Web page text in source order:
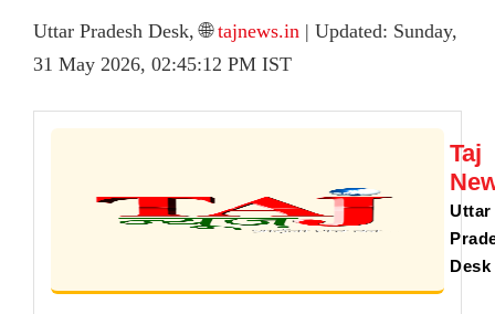
Uttar Pradesh Desk, 🌐tajnews.in | Updated: Sunday,
31 May 2026, 02:45:12 PM IST
Taj
Uttar
Desk